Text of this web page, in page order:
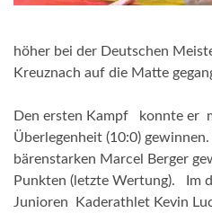
höher bei der Deutschen
Kreuznach auf die Matte
Den ersten Kampf konnte er
Überlegenheit (10:0)
bärenstarken Marcel Berger
Punkten (letzte Wertung). Im
Junioren Kaderathlet Kevin